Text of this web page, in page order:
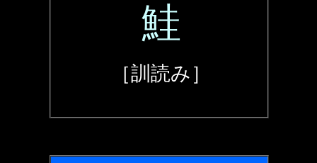
鮭
［訓読み］